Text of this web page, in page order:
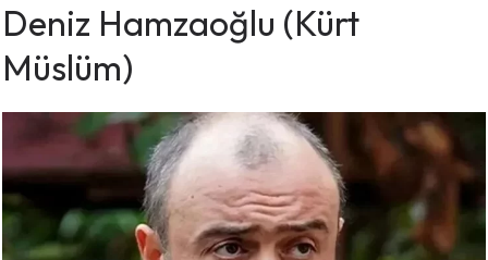
Deniz Hamzaoğlu (Kürt
Müslüm)